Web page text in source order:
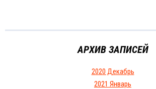
АРХИВ ЗАПИСЕЙ
2020 Декабрь
2021 Январь